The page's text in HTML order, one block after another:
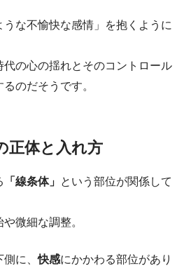
うな不愉快な感情」を抱くように
代の心の揺れとそのコントロール
のだそうです。
正体と入れ方
「線条体」 という部位が関係して
微細な調整。
側に、快感にかかわる部位があり